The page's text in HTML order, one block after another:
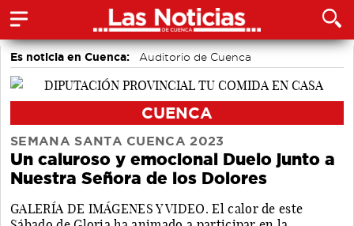
Es noticia en Cuenca: Auditorio de Cuenca
CUENCA
SEMANA SANTA CUENCA 2023
Un caluroso y emocional Duelo junto a
Nuestra Señora de los Dolores
GALERÍA DE IMÁGENES Y VIDEO. El calor de este